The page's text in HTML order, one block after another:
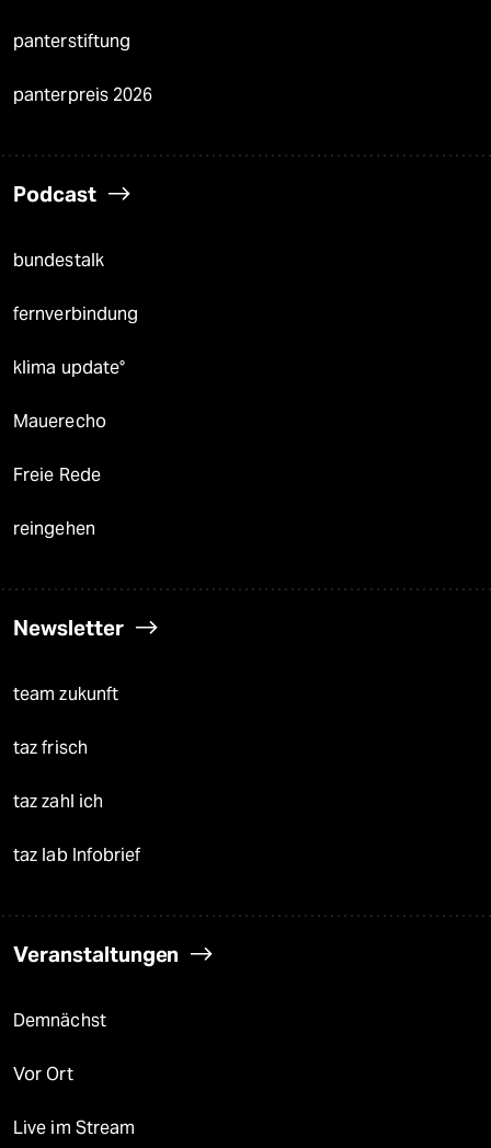
panterstiftung
panterpreis 2026
Podcast
bundestalk
fernverbindung
klima update°
Mauerecho
Freie Rede
reingehen
Newsletter
team zukunft
taz frisch
taz zahl ich
taz lab Infobrief
Veranstaltungen
Demnächst
Vor Ort
Live im Stream